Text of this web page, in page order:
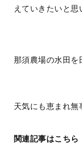
えていきたいと思
那須農場の水田を
天気にも恵まれ無
関連記事はこちら